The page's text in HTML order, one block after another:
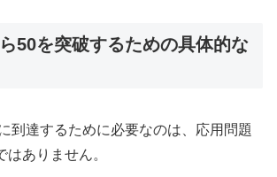
50を突破するための具体的な
到達するために必要なのは、応用問題
ありません。